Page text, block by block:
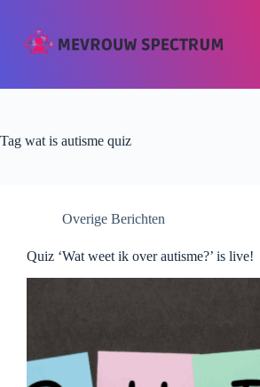
Tag wat is autisme quiz
Overige Berichten
Quiz ‘Wat weet ik over autisme?’ is live!